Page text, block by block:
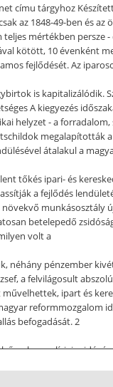
címu tárgyhoz
az 1848-49-ben és az
mértékben persze -
kötött, 10 évenként
fejlődését. Az
is kapitalizálódik.
A kiegyezés
helyzet - a forradalom,
megalapították
átalakul a
tőkés ipari- és
a fejlődés
munkásosztály
betelepedő
volt a
néhány pénzember
a felvilágosult
ipart és
reformmozgalom
befogadását. 2
galíciai